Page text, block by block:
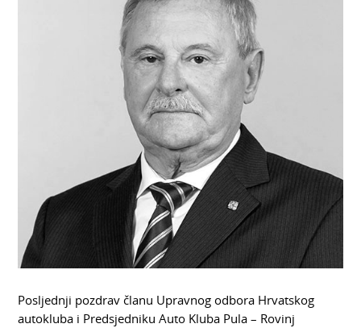
Posljednji pozdrav članu Upravnog odbora Hrvatskog
autokluba i Predsjedniku Auto Kluba Pula – Rovinj